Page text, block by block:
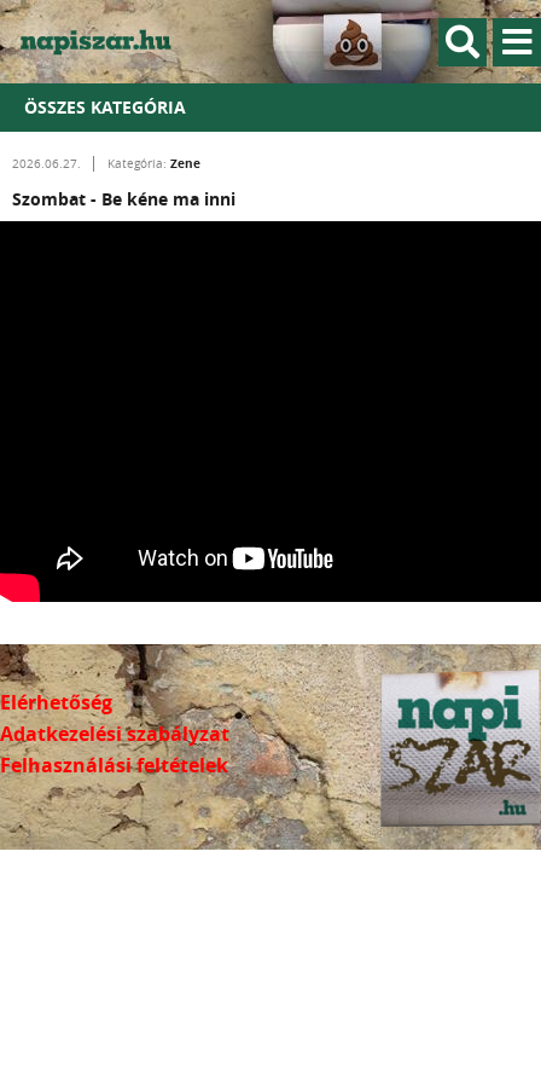
ÖSSZES KATEGÓRIA
2026.06.27. Kategória: Zene
Szombat - Be kéne ma inni
Elérhetőség
Adatkezelési szabályzat
Felhasználási feltételek